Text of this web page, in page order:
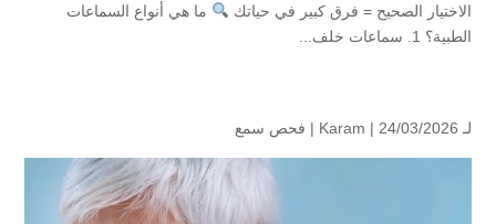
الاختيار الصحيح = فرق كبير في حياتك
ما هي أنواع السماعات
الطبية؟ 1. سماعات خلف...
لـ Karam | 24/03/2026 | فحص سمع